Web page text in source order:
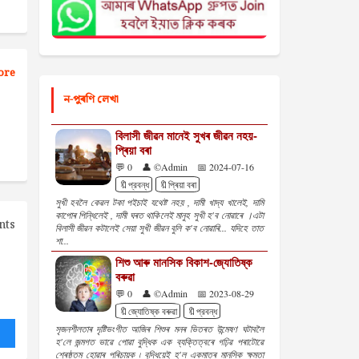
ন-পুৰণি লেখা
বিলাসী জীৱন মানেই সুখৰ জীৱন নহয়-
প্ৰিয়া বৰা
💬 0 👤 ©Admin
📅 2024-07-16
🔖প্রবন্ধ
🔖প্ৰিয়া বৰা
সুখী হবলৈ কেৱল টকা পইচাই যথেষ্ট নহয় , দামী খাদ্য খালেই, দামি
কাপোৰ পিন্ধিলেই , দামী ঘৰত থাকিলেই মানুহ সুখী হ'ব নোৱাৰে ।এটা
বিলাসী জীৱন কটালেই সেয়া সুখী জীৱন বুলি ক'ব নোৱাৰি... যদিহে তাত
শা...
শিশু আৰু মানসিক বিকাশ-জ্যোতিষ্ক
বৰুৱা
💬 0 👤 ©Admin
📅 2023-08-29
🔖জ্যোতিষ্ক বৰুৱা
🔖প্রবন্ধ
সৃজনশীলতাৰ দৃষ্টিভংগীত আজিৰ শিশুৰ মনৰ ভিতৰত উন্মেষণ ঘটাবলৈ
হ'লে জন্মগত ভাৱে পোৱা বুদ্ধিক এক ব্যক্তিত্বৰে গঢ়িৱ পৰাটোৱে
শ্ৰেষ্ঠতম হোৱাৰ পৰিচায়ক ৷ বুদ্ধিয়েই হ'ল একমাত্ৰ মানসিক ক্ষমতা